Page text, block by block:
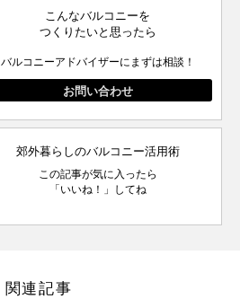
こんなバルコニーを
つくりたいと思ったら
バルコニーアドバイザーにまずは相談！
お問い合わせ
郊外暮らしのバルコニー活用術
この記事が気に入ったら
「いいね！」してね
関連記事